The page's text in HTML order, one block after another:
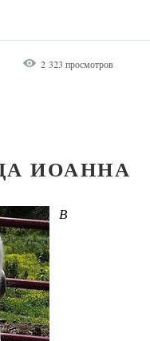
2 323 просмотров
ИОАННА
В